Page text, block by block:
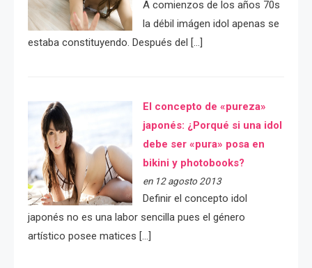
A comienzos de los años 70s
la débil imágen idol apenas se
estaba constituyendo. Después del […]
El concepto de «pureza»
japonés: ¿Porqué si una idol
debe ser «pura» posa en
bikini y photobooks?
en 12 agosto 2013
Definir el concepto idol
japonés no es una labor sencilla pues el género
artístico posee matices […]